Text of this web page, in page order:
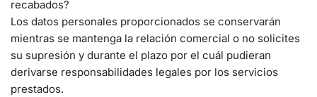
recabados?
Los datos personales proporcionados se conservarán
mientras se mantenga la relación comercial o no solicites
su supresión y durante el plazo por el cuál pudieran
derivarse responsabilidades legales por los servicios
prestados.